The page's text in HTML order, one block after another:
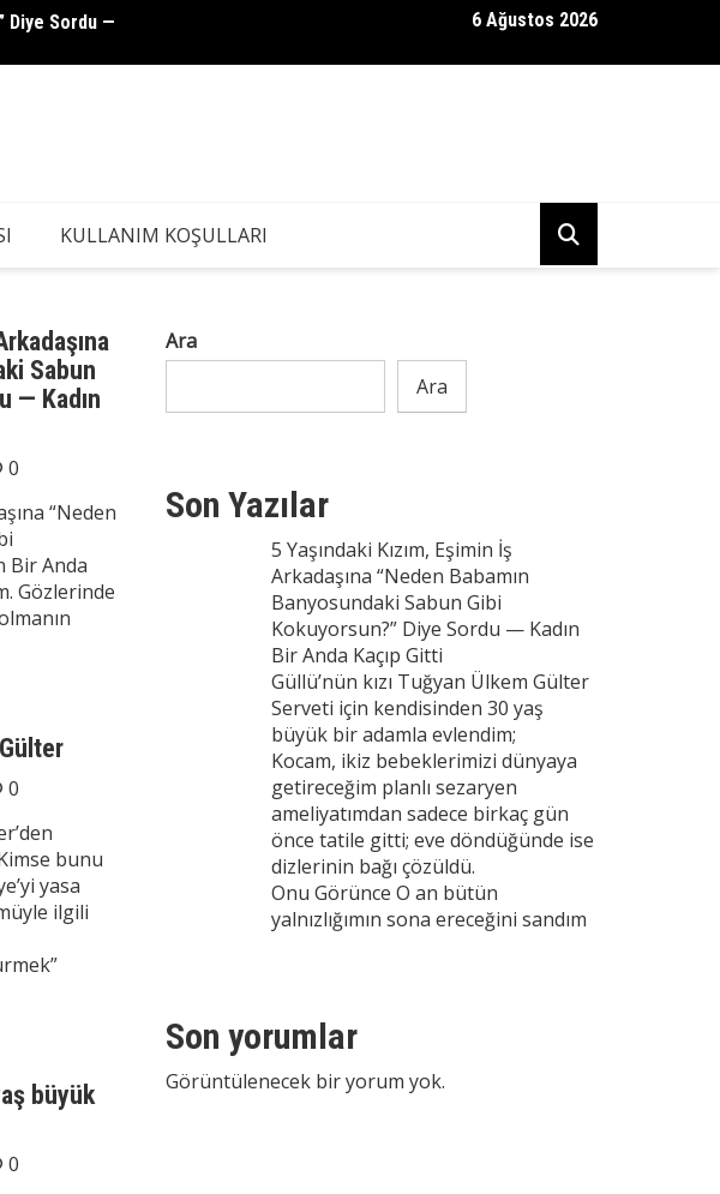
Diye Sordu —
Serveti için kendisinden 30 yaş büyük bir adamla evlendim;
6 Ağustos 2026
KULLANIM KOŞULLARI
Sabun
— Kadın
0
“Neden
Bir Anda
Gözlerinde
0
bunu
yasa
ilgili
büyük
0
Ara
Ara
Son Yazılar
5 Yaşındaki Kızım, Eşimin İş
Arkadaşına “Neden Babamın
Banyosundaki Sabun Gibi
Kokuyorsun?” Diye Sordu — Kadın
Bir Anda Kaçıp Gitti
Güllü’nün kızı Tuğyan Ülkem Gülter
Serveti için kendisinden 30 yaş
büyük bir adamla evlendim;
Kocam, ikiz bebeklerimizi dünyaya
getireceğim planlı sezaryen
ameliyatımdan sadece birkaç gün
önce tatile gitti; eve döndüğünde ise
dizlerinin bağı çözüldü.
Onu Görünce O an bütün
yalnızlığımın sona ereceğini sandım
Son yorumlar
Görüntülenecek bir yorum yok.